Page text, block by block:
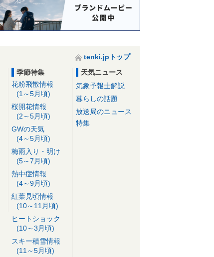
tenki.jpトップ
季節特集
花粉飛散情報
(1～5月頃)
桜開花情報
(2～5月頃)
GWの天気
(4～5月頃)
梅雨入り・明け
(5～7月頃)
熱中症情報
(4～9月頃)
紅葉見頃情報
(10～11月頃)
ヒートショック
(10～3月頃)
スキー積雪情報
(11～5月頃)
天気ニュース
気象予報士解説
暮らしの話題
放送局のニュース
特集